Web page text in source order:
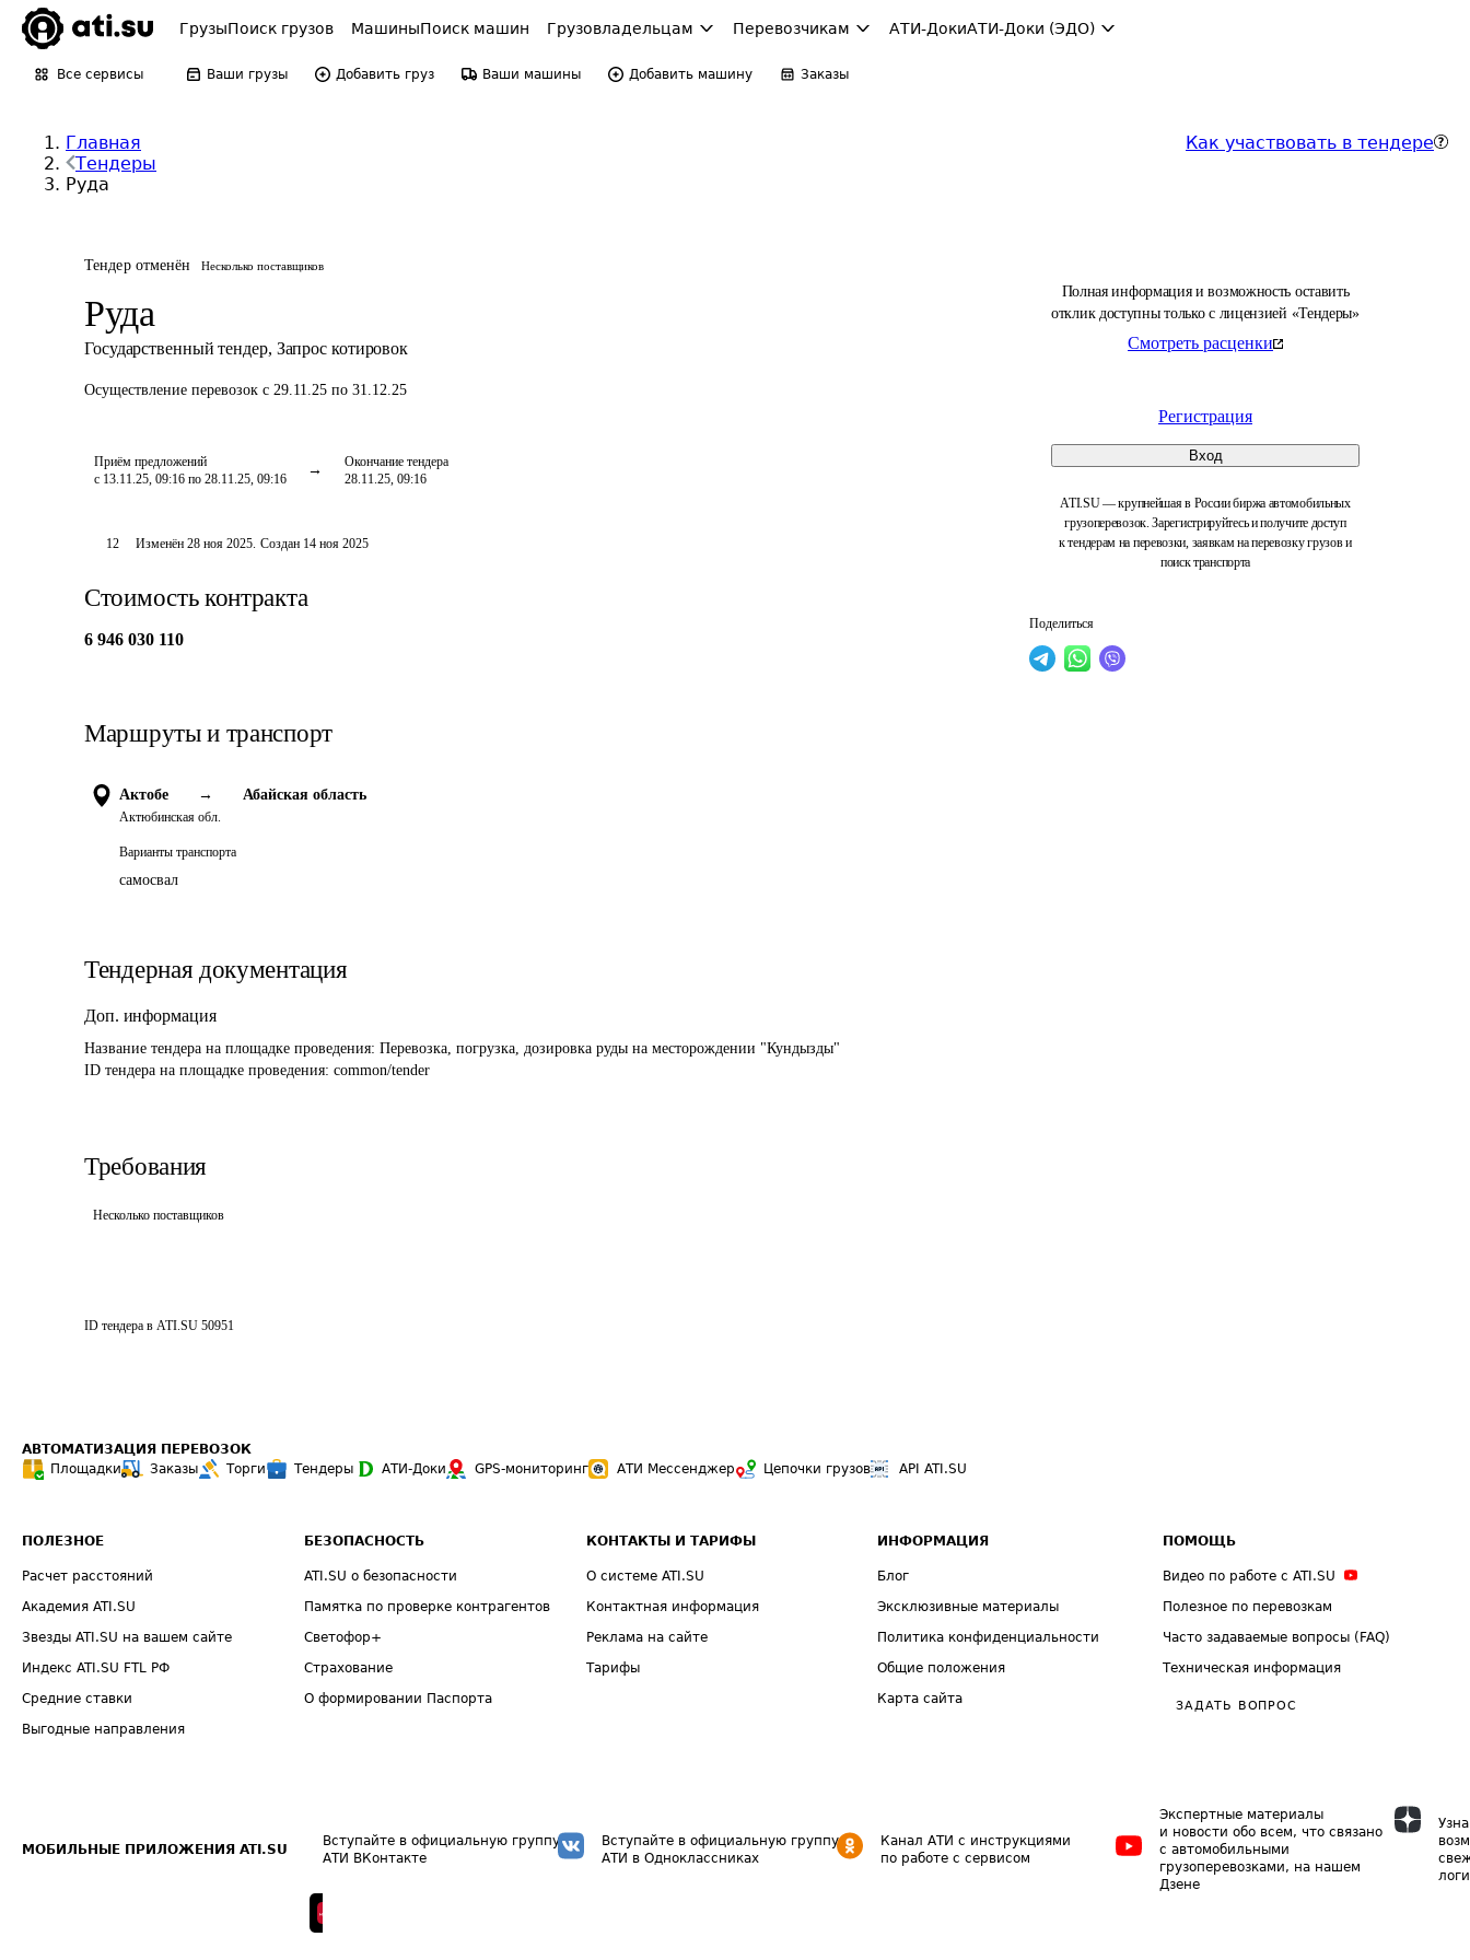
ГрузыПоиск грузов МашиныПоиск машин Грузовладельцам Перевозчикам АТИ-ДокиАТИ-Доки (ЭДО)
Все сервисы Ваши грузы Добавить груз Ваши машины Добавить машину Заказы
Главная
Тендеры
Руда
Как участвовать в тендере
Тендер отменён Несколько поставщиков
Руда
Государственный тендер, Запрос котировок
Осуществление перевозок с 29.11.25 по 31.12.25
Приём предложений
с 13.11.25, 09:16 по 28.11.25, 09:16
Окончание тендера
28.11.25, 09:16
Полная информация и возможность оставить
отклик доступны только с лицензией «Тендеры»
Смотреть расценки
Регистрация
Вход
ATI.SU — крупнейшая в России биржа автомобильных
грузоперевозок. Зарегистрируйтесь и получите доступ
к тендерам на перевозки, заявкам на перевозку грузов и
поиск транспорта
Поделиться
12 Изменён28 ноя 2025. Создан 14 ноя 2025
Стоимость контракта
6 946 030 110
Маршруты и транспорт
Актобе →
Актюбинская обл.
Абайская область
Варианты транспорта
самосвал
Тендерная документация
Доп. информация
Название тендера на площадке проведения: Перевозка, погрузка, дозировка руды на месторождении "Кундызды"
ID тендера на площадке проведения: common/tender
Требования
Несколько поставщиков
ID тендера в ATI.SU 50951
АВТОМАТИЗАЦИЯ ПЕРЕВОЗОК
Площадки
Заказы Торги Тендеры АТИ-Доки GPS-мониторинг АТИ Мессенджер Цепочки грузов API ATI.SU
ПОЛЕЗНОЕ
Расчет расстояний
Академия ATI.SU
Звезды ATI.SU на вашем сайте
Индекс ATI.SU FTL РФ
Средние ставки
Выгодные направления
БЕЗОПАСНОСТЬ
ATI.SU о безопасности
Памятка по проверке контрагентов
Светофор+
Страхование
О формировании Паспорта
КОНТАКТЫ И ТАРИФЫ
О системе ATI.SU
Контактная информация
Реклама на сайте
Тарифы
ИНФОРМАЦИЯ
Блог
Эксклюзивные материалы
Политика конфиденциальности
Общие положения
Карта сайта
ПОМОЩЬ
Видео по работе с ATI.SU
Полезное по перевозкам
Часто задаваемые вопросы (FAQ)
Техническая информация
ЗАДАТЬ ВОПРОС
МОБИЛЬНЫЕ ПРИЛОЖЕНИЯ ATI.SU
Вступайте в официальную группу
АТИ ВКонтакте
Вступайте в официальную группу
АТИ в Одноклассниках
Канал АТИ с инструкциями
по работе с сервисом
Экспертные материалы
и новости обо всем, что связано
с автомобильными
грузоперевозками, на нашем
Дзене